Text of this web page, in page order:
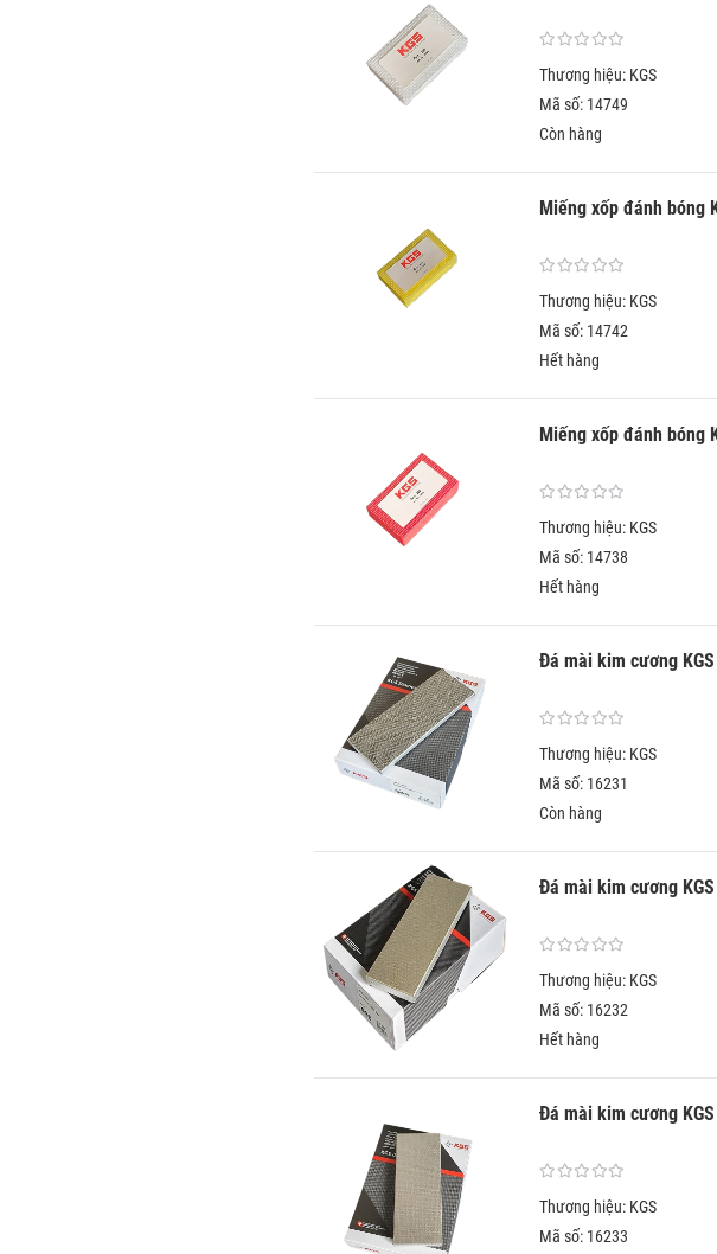
Thương hiệu: KGS
Mã số: 14749
Còn hàng
Miếng xốp đánh bóng
Thương hiệu: KGS
Mã số: 14742
Hết hàng
Miếng xốp đánh bóng
Thương hiệu: KGS
Mã số: 14738
Hết hàng
Đá mài kim cương
Thương hiệu: KGS
Mã số: 16231
Còn hàng
Đá mài kim cương
Thương hiệu: KGS
Mã số: 16232
Hết hàng
Đá mài kim cương
Thương hiệu: KGS
Mã số: 16233